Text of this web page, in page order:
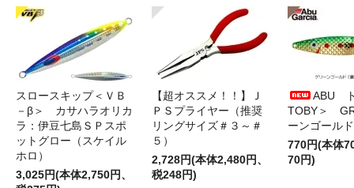
スロースキップ＜ＶＢ
－β＞ カサハラオリカ
ラ：伊豆七島ＳＰスポ
ットグロー（スケイル
ホロ）
3,025円(本体2,750円、
【超オススメ！！】Ｊ
ＰＳプライヤー（推奨
リングサイズ＃３～＃
５）
2,728円(本体2,480円、
税248円)
ABU
TOBY＞
ーンゴールド
770円(本体
70円)